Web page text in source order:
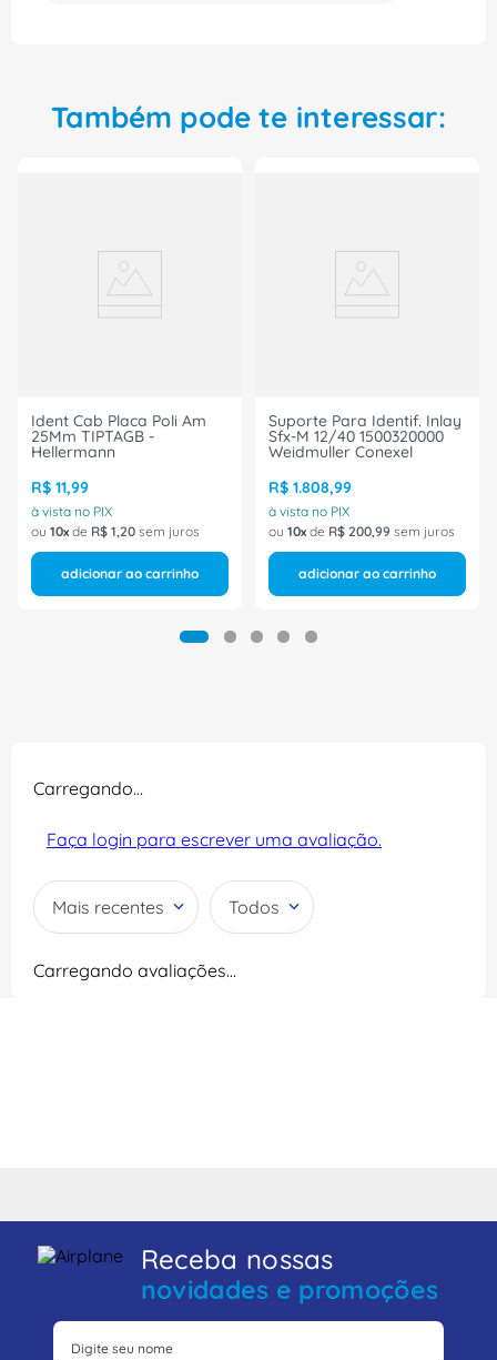
de seus ambientes agora mesmo!
Também pode te interessar:
Ident Cab Placa Poli Am
25Mm TIPTAGB -
Hellermann
R$ 11,99
à vista no PIX
ou 10 de R$ 1,20 sem juros
adicionar ao carrinho
Suporte Para Identif. Inlay
Sfx-M 12/40 1500320000
Weidmuller Conexel
R$ 1.808,99
à vista no PIX
ou 10 de R$ 200,99 sem juros
adicionar ao carrinho
Carregando…
Faça login para escrever uma avaliação.
Mais recentes Todos
Carregando avaliações…
Receba nossas
novidades e promoções